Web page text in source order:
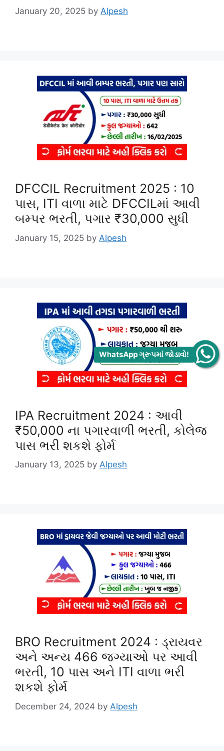
January 20, 2025 by Alpesh
DFCCIL Recruitment 2025 : 10
પાસ, ITI વાળા માટે DFCCILમાં આવી
બમ્પર ભરતી, પગાર ₹30,000 સુધી
January 15, 2025 by Alpesh
IPA Recruitment 2024 : આવી
₹50,000 ના પગારવાળી ભરતી, કોલેજ
પાસ ભરી શકશે ફોર્મ
January 13, 2025 by Alpesh
BRO Recruitment 2024 : ડ્રાયવર
અને અન્ય 466 જગ્યાઓ પર આવી
ભરતી, 10 પાસ અને ITI વાળા ભરી
શકશે ફોર્મ
December 24, 2024 by Alpesh
WhatsApp ગ્રૂપમાં જોડાવો!